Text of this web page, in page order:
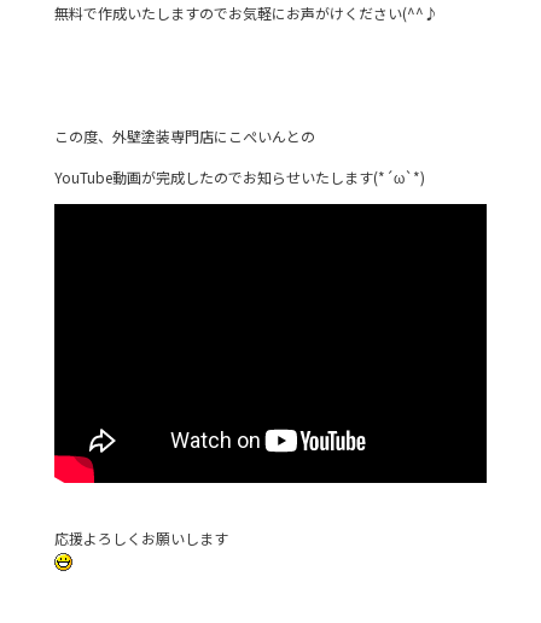
無料で作成いたしますのでお気軽にお声がけください(^^♪
この度、外壁塗装専門店にこぺいんとの
YouTube動画が完成したのでお知らせいたします(*´ω`*)
応援よろしくお願いします